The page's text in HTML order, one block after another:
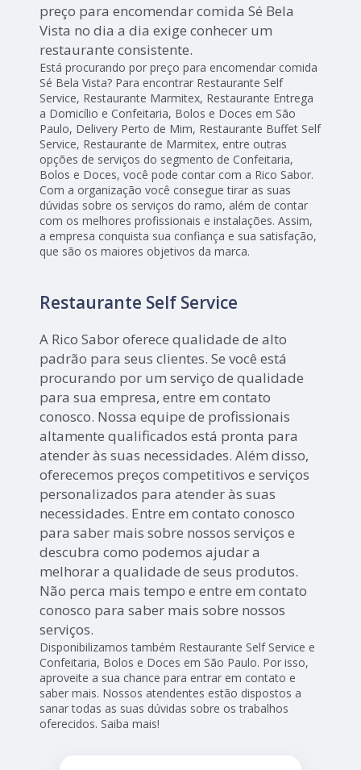
preço para encomendar comida Sé Bela
Vista no dia a dia exige conhecer um
restaurante consistente.
Está procurando por preço para encomendar comida
Sé Bela Vista? Para encontrar Restaurante Self
Service, Restaurante Marmitex, Restaurante Entrega
a Domicílio e Confeitaria, Bolos e Doces em São
Paulo, Delivery Perto de Mim, Restaurante Buffet Self
Service, Restaurante de Marmitex, entre outras
opções de serviços do segmento de Confeitaria,
Bolos e Doces, você pode contar com a Rico Sabor.
Com a organização você consegue tirar as suas
dúvidas sobre os serviços do ramo, além de contar
com os melhores profissionais e instalações. Assim,
a empresa conquista sua confiança e sua satisfação,
que são os maiores objetivos da marca.
Restaurante Self Service
A Rico Sabor oferece qualidade de alto
padrão para seus clientes. Se você está
procurando por um serviço de qualidade
para sua empresa, entre em contato
conosco. Nossa equipe de profissionais
altamente qualificados está pronta para
atender às suas necessidades. Além disso,
oferecemos preços competitivos e serviços
personalizados para atender às suas
necessidades. Entre em contato conosco
para saber mais sobre nossos serviços e
descubra como podemos ajudar a
melhorar a qualidade de seus produtos.
Não perca mais tempo e entre em contato
conosco para saber mais sobre nossos
serviços.
Disponibilizamos também Restaurante Self Service e
Confeitaria, Bolos e Doces em São Paulo. Por isso,
aproveite a sua chance para entrar em contato e
saber mais. Nossos atendentes estão dispostos a
sanar todas as suas dúvidas sobre os trabalhos
oferecidos. Saiba mais!